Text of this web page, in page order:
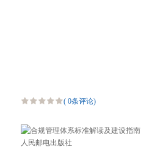
( 0条评论)